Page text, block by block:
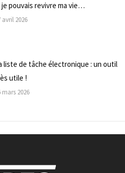
je pouvais revivre ma vie…
avril 2026
liste de tâche électronique : un outil
utile !
mars 2026